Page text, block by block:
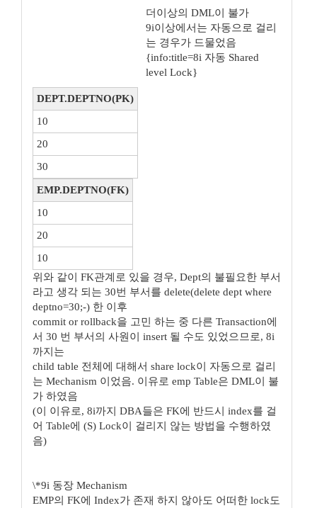
더이상의 DML이 불가
9i이상에서는 자동으로 걸리
는 경우가 드물었음
{info:title=8i 자동 Shared
level Lock}
DEPT.DEPTNO(PK)
10
20
30
EMP.DEPTNO(FK)
10
20
10
위와 같이 FK관계로 있을 경우, Dept의 불필요한 부서
라고 생각 되는 30번 부서를 delete(delete dept where
deptno=30;-) 한 이후
commit or rollback을 고민 하는 중 다른 Transaction에
서 30 번 부서의 사원이 insert 될 수도 있었으므로, 8i
까지는
child table 전체에 대해서 share lock이 자동으로 걸리
는 Mechanism 이었음. 이유로 emp Table은 DML이 불
가 하였음
(이 이유로, 8i까지 DBA들은 FK에 반드시 index를 걸
어 Table에 (S) Lock이 걸리지 않는 방법을 수행하였
음)
\*9i 동장 Mechanism
EMP의 FK에 Index가 존재 하지 않아도 어떠한 lock도